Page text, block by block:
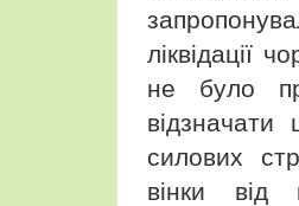
ліквідації
не було
силових
вінки від